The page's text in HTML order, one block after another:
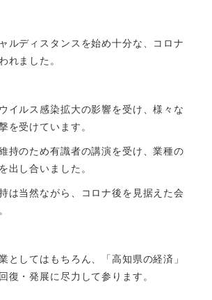
ルディスタンスを始め十分な、コロナ
れました。
イルス感染拡大の影響を受け、様々な
を受けています。
持のため有識者の講演を受け、業種の
出し合いました。
は当然ながら、コロナ後を見据えた会
としてはもちろん、「高知県の経済」
復・発展に尽力して参ります。